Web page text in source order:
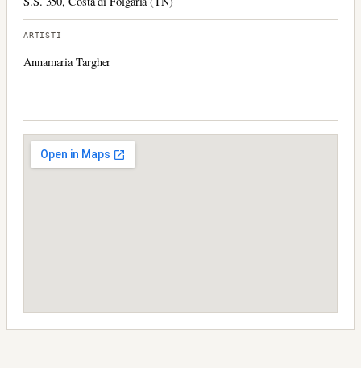
ARTISTI
Annamaria Targher